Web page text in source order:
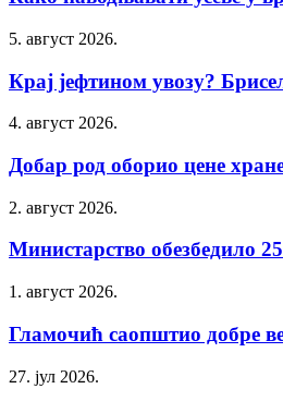
5. август 2026.
Крај јефтином увозу?
4. август 2026.
Добар род оборио цене
2. август 2026.
Министарство обезбедило
1. август 2026.
Гламочић саопштио добре
27. јул 2026.